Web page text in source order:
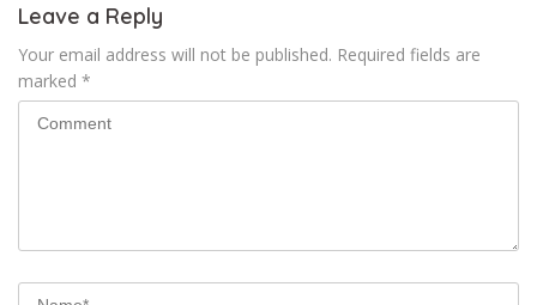
Leave a Reply
Your email address will not be published. Required fields are
marked *